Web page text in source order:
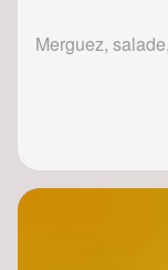
Merguez,